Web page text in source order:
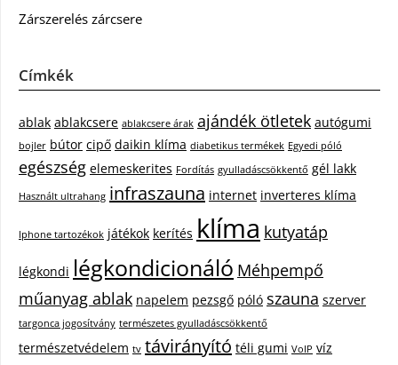
Zárszerelés zárcsere
Címkék
ablak ablakcsere ablakcsere árak ajándék ötletek autógumi
bojler bútor cipő daikin klíma diabetikus termékek Egyedi póló
egészség elemeskerites Fordítás gyulladáscsökkentő gél lakk
Használt ultrahang infraszauna internet inverteres klíma
Iphone tartozékok játékok kerítés klíma kutyatáp
légkondi légkondicionáló Méhpempő
műanyag ablak napelem pezsgő póló szauna szerver
targonca jogosítvány természetes gyulladáscsökkentő
természetvédelem tv távirányító téli gumi VoIP víz